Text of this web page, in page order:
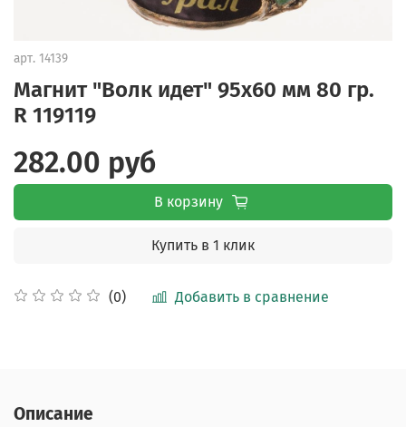
арт. 14139
Магнит "Волк идет" 95х60 мм 80 гр.
R 119119
(0) Добавить в сравнение
282.00 руб
В корзину
Купить в 1 клик
Описание